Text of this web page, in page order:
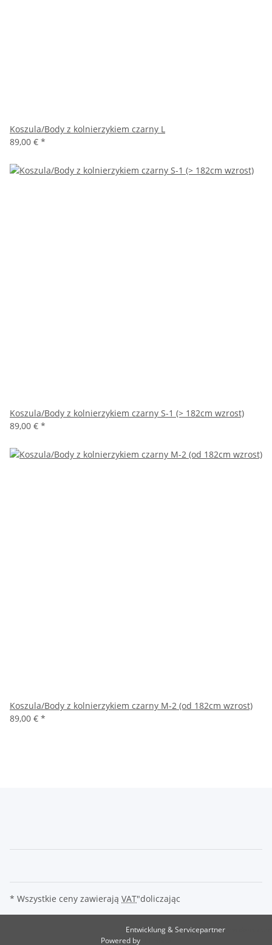
Koszula/Body z kolnierzykiem czarny L
89,00 € *
Koszula/Body z kolnierzykiem czarny S-1 (> 182cm wzrost)
89,00 € *
Koszula/Body z kolnierzykiem czarny M-2 (od 182cm wzrost)
89,00 € *
* Wszystkie ceny zawierają VAT"doliczając
Entwicklung & Servicepartner
Powered by